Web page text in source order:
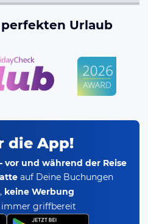
Urlaub
die App!
vor und während der Reise
auf Deine Buchungen
keine Werbung
immer griffbereit